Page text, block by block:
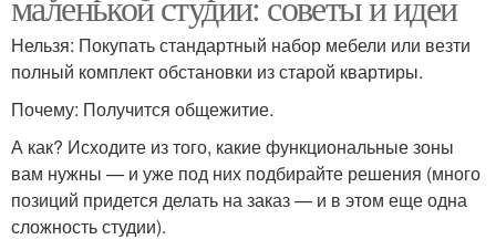
Нельзя: Покупать стандартный набор мебели или везти
полный комплект обстановки из старой квартиры.
Почему: Получится общежитие.
А как? Исходите из того, какие функциональные зоны
вам нужны — и уже под них подбирайте решения (много
позиций придется делать на заказ — и в этом еще одна
сложность студии).